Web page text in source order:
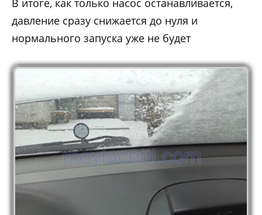
В итоге, как только насос останавливается,
давление сразу снижается до нуля и
нормального запуска уже не будет